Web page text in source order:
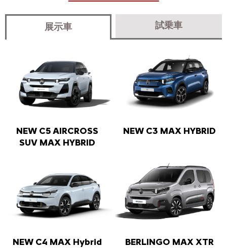
展示車 試乗車
NEW C5 AIRCROSS
SUV MAX HYBRID
NEW C3 MAX HYBRID
NEW C4 MAX Hybrid BERLINGO MAX XTR